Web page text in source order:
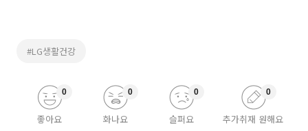
#LG생활건강
좋아요
0
화나요
0
슬퍼요
0
추가취재 원해요
0